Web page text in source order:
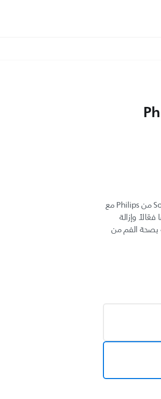
اختبر أفضل ما تقدّمه فراشي الأسنان الكهربائية Sonicare من Philips مع
وإزالة
بصحة الفم من